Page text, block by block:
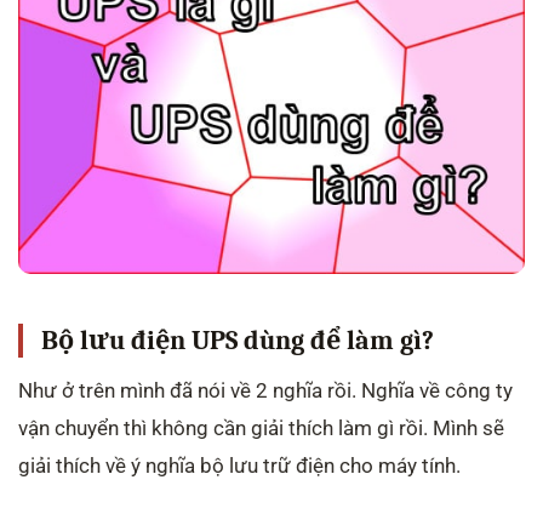
Bộ lưu điện UPS dùng để làm gì?
Như ở trên mình đã nói về 2 nghĩa rồi. Nghĩa về công ty
vận chuyển thì không cần giải thích làm gì rồi. Mình sẽ
giải thích về ý nghĩa bộ lưu trữ điện cho máy tính.